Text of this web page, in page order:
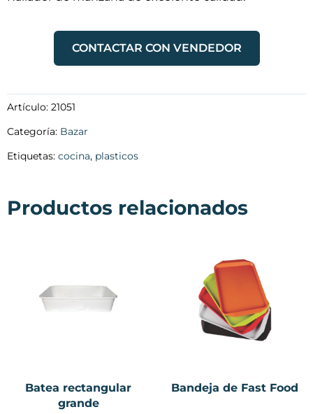
CONTACTAR CON VENDEDOR
Artículo: 21051
Categoría: Bazar
Etiquetas: cocina, plasticos
Productos relacionados
Batea rectangular
grande
Bandeja de Fast Food